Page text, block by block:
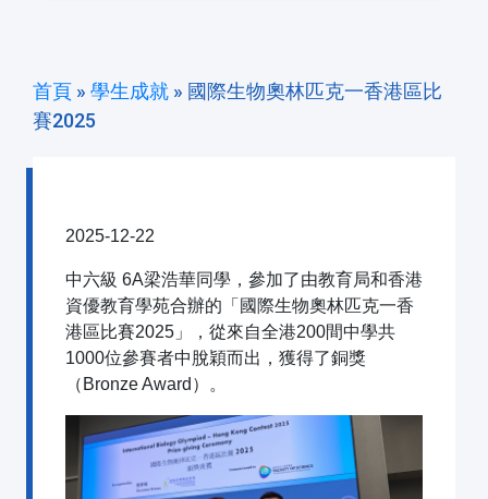
首頁 » 學生成就 » 國際生物奧林匹克一香港區比
賽2025
2025-12-22
中六級 6A梁浩華同學，參加了由教育局和香港
資優教育學苑合辦的「國際生物奧林匹克一香
港區比賽2025」，從來自全港200間中學共
1000位參賽者中脫穎而出，獲得了銅獎
（Bronze Award）。